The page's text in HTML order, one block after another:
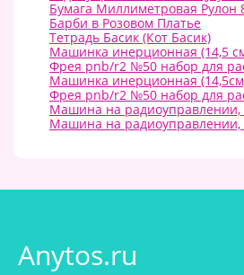
Бумага Миллиметровая Рулон
Барби в Розовом Платье
Тетрадь Басик (Кот Басик)
Машинка инерционная (14,5
Фрея pnb/r2 №50 набор для
Машинка инерционная
Фрея pnb/r2 №50 набор для
Машина на радиоуправлении,
Машина на радиоуправлении,
Anytos.ru